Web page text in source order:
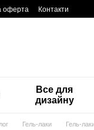
оферта Контакти
Все для
дизайну
Гель-лаки
Гель-